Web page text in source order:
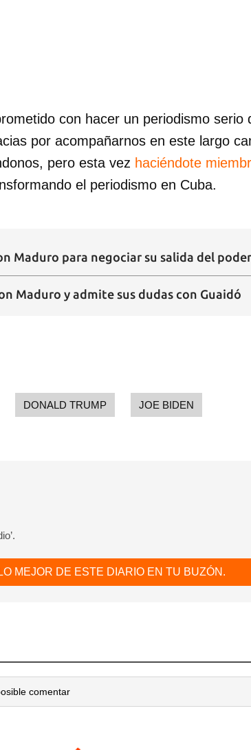
con hacer un periodismo serio
por acompañarnos en este largo
pero esta vez haciéndote
el periodismo en Cuba.
Maduro para negociar su salida del poder
Maduro y admite sus dudas con Guaidó
DONALD TRUMP JOE BIDEN
MEJOR DE ESTE DIARIO EN TU BUZÓN.
comentar